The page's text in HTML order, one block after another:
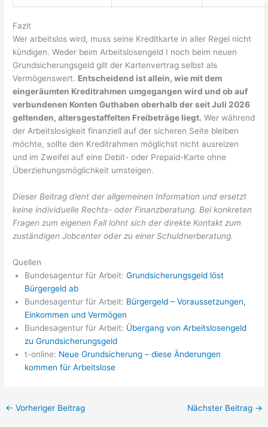
Fazit
Wer arbeitslos wird, muss seine Kreditkarte in aller Regel nicht
kündigen. Weder beim Arbeitslosengeld I noch beim neuen
Grundsicherungsgeld gilt der Kartenvertrag selbst als
Vermögenswert. Entscheidend ist allein, wie mit dem
eingeräumten Kreditrahmen umgegangen wird und ob auf
verbundenen Konten Guthaben oberhalb der seit Juli 2026
geltenden, altersgestaffelten Freibeträge liegt. Wer während
der Arbeitslosigkeit finanziell auf der sicheren Seite bleiben
möchte, sollte den Kreditrahmen möglichst nicht ausreizen
und im Zweifel auf eine Debit- oder Prepaid-Karte ohne
Überziehungsmöglichkeit umsteigen.
Dieser Beitrag dient der allgemeinen Information und ersetzt
keine individuelle Rechts- oder Finanzberatung. Bei konkreten
Fragen zum eigenen Fall lohnt sich der direkte Kontakt zum
zuständigen Jobcenter oder zu einer Schuldnerberatung.
Quellen
Bundesagentur für Arbeit:Grundsicherungsgeld löst
Bürgergeld ab
Bundesagentur für Arbeit: Bürgergeld – Voraussetzungen,
Einkommen und Vermögen
Bundesagentur für Arbeit: Übergang von Arbeitslosengeld
zu Grundsicherungsgeld
t-online: Neue Grundsicherung – diese Änderungen
kommen für Arbeitslose
← Vorheriger Beitrag Nächster Beitrag →